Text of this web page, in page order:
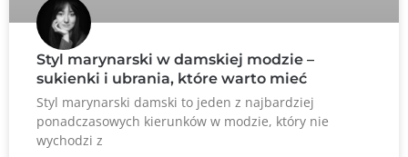
Styl marynarski w damskiej modzie –
sukienki i ubrania, które warto mieć
Styl marynarski damski to jeden z najbardziej
ponadczasowych kierunków w modzie, który nie
wychodzi z